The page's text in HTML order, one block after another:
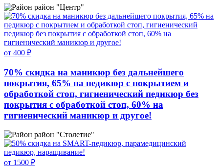
район "Центр"
от 400 ₽
70% скидка на маникюр без дальнейшего
покрытия, 65% на педикюр с покрытием и
обработкой стоп, гигиенический педикюр без
покрытия с обработкой стоп, 60% на
гигиенический маникюр и другое!
район "Столетие"
от 1500 ₽